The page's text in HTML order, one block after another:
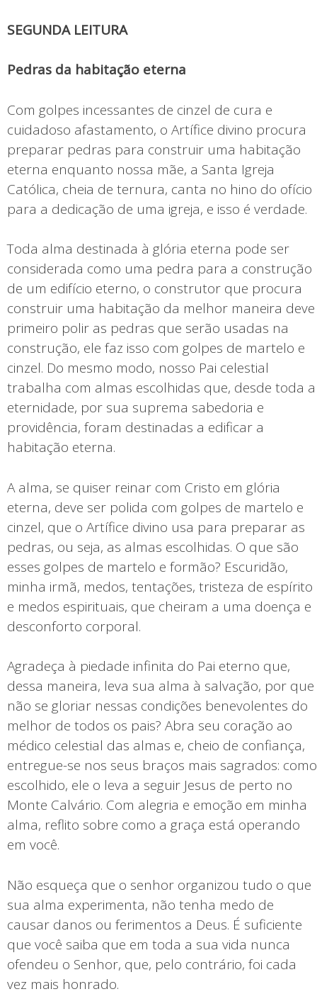
SEGUNDA LEITURA
Pedras da habitação eterna
Com golpes incessantes de cinzel de cura e
cuidadoso afastamento, o Artífice divino procura
preparar pedras para construir uma habitação
eterna enquanto nossa mãe, a Santa Igreja
Católica, cheia de ternura, canta no hino do ofício
para a dedicação de uma igreja, e isso é verdade.
Toda alma destinada à glória eterna pode ser
considerada como uma pedra para a construção
de um edifício eterno, o construtor que procura
construir uma habitação da melhor maneira deve
primeiro polir as pedras que serão usadas na
construção, ele faz isso com golpes de martelo e
cinzel. Do mesmo modo, nosso Pai celestial
trabalha com almas escolhidas que, desde toda a
eternidade, por sua suprema sabedoria e
providência, foram destinadas a edificar a
habitação eterna.
A alma, se quiser reinar com Cristo em glória
eterna, deve ser polida com golpes de martelo e
cinzel, que o Artífice divino usa para preparar as
pedras, ou seja, as almas escolhidas. O que são
esses golpes de martelo e formão? Escuridão,
minha irmã, medos, tentações, tristeza de espírito
e medos espirituais, que cheiram a uma doença e
desconforto corporal.
Agradeça à piedade infinita do Pai eterno que,
dessa maneira, leva sua alma à salvação, por que
não se gloriar nessas condições benevolentes do
melhor de todos os pais? Abra seu coração ao
médico celestial das almas e, cheio de confiança,
entregue-se nos seus braços mais sagrados: como
escolhido, ele o leva a seguir Jesus de perto no
Monte Calvário. Com alegria e emoção em minha
alma, reflito sobre como a graça está operando
em você.
Não esqueça que o senhor organizou tudo o que
sua alma experimenta, não tenha medo de
causar danos ou ferimentos a Deus. É suficiente
que você saiba que em toda a sua vida nunca
ofendeu o Senhor, que, pelo contrário, foi cada
vez mais honrado.